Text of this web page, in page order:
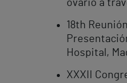
ovario a
18th
Hospital,
XXXII